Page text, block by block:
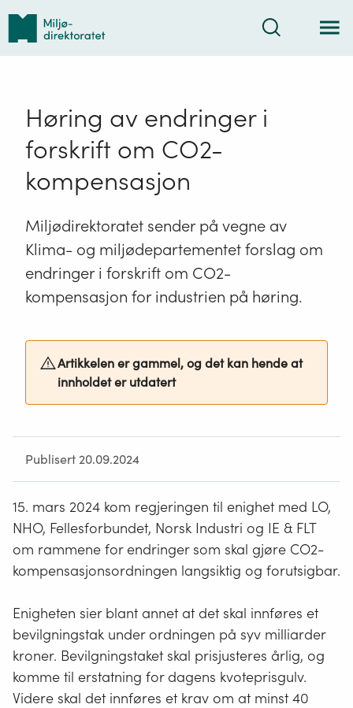
Tilbake
forsiden
Søk
Høring av endringer i
forskrift om CO2-
kompensasjon
Miljødirektoratet sender på vegne av
Klima- og miljødepartementet forslag om
endringer i forskrift om CO2-
kompensasjon for industrien på høring.
Artikkelen er gammel, og det kan hende at
innholdet er utdatert
Publisert 20.09.2024
15. mars 2024 kom regjeringen til enighet med LO,
NHO, Fellesforbundet, Norsk Industri og IE & FLT
om rammene for endringer som skal gjøre CO2-
kompensasjonsordningen langsiktig og forutsigbar.
Enigheten sier blant annet at det skal innføres et
bevilgningstak under ordningen på syv milliarder
kroner. Bevilgningstaket skal prisjusteres årlig, og
komme til erstatning for dagens kvoteprisgulv.
Videre skal det innføres et krav om at minst 40